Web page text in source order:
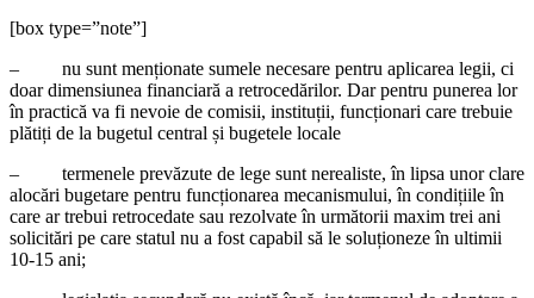
[box type=”note”]
– nu sunt menționate sumele necesare pentru aplicarea legii, ci
doar dimensiunea financiară a retrocedărilor. Dar pentru punerea lor
în practică va fi nevoie de comisii, instituții, funcționari care trebuie
plătiți de la bugetul central și bugetele locale
– termenele prevăzute de lege sunt nerealiste, în lipsa unor clare
alocări bugetare pentru funcționarea mecanismului, în condițiile în
care ar trebui retrocedate sau rezolvate în următorii maxim trei ani
solicitări pe care statul nu a fost capabil să le soluționeze în ultimii
10-15 ani;